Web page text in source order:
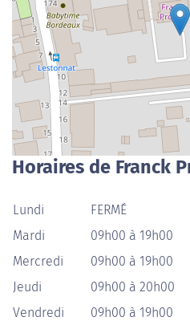
Horaires de Franck
Lundi
FERMÉ
Mardi
09h00 à 19h00
Mercredi
09h00 à 19h00
Jeudi
09h00 à 20h00
Vendredi
09h00 à 19h00